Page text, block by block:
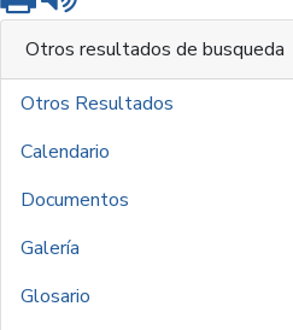
Otros resultados de busqueda
Otros Resultados
Calendario
Documentos
Galería
Glosario